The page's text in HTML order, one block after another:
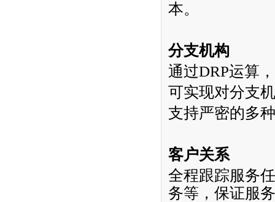
本。
分支机构
通过DRP运算
可实现对分支
支持严密的多
客户关系
全程跟踪服务
务等，保证服